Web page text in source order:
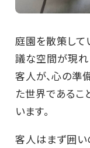
庭園を散策して
議な空間が現れ
客人が、心の準
た世界であるこ
います。
客人はまず囲い